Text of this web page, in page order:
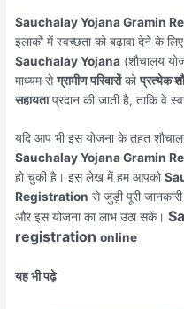
Sauchalay Yojana Gramin
इलाकों में स्वच्छता को बढ़ावा देने के
Sauchalay Yojana (शौचालय
माध्यम सेग्रामीण परिवारोंकोप्रत्येक
सहायताप्रदान की जाती है, ताकि वे
यदि आप भी इस योजना के तहत
Sauchalay Yojana Gramin
हो चुकी है। इस लेख में हम आपको
Registration से जुड़ी पूरी
और इस योजना का लाभ उठा सकें।
registrationonline
यह भी पढ़े